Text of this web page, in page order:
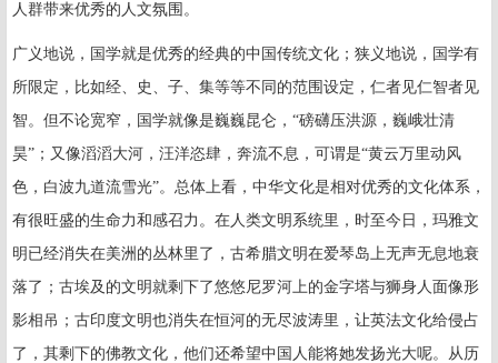
人群带来优秀的人文氛围。
广义地说，国学就是优秀的经典的中国传统文化；狭义地说，国学有
所限定，比如经、史、子、集等等不同的范围设定，仁者见仁智者见
智。但不论宽窄，国学就像是巍巍昆仑，“磅礴压洪源，巍峨壮清
昊”；又像滔滔大河，汪洋恣肆，奔流不息，可谓是“黄云万里动风
色，白波九道流雪光”。总体上看，中华文化是相对优秀的文化体系，
有很旺盛的生命力和感召力。在人类文明系统里，时至今日，玛雅文
明已经消失在美洲的丛林里了，古希腊文明在爱琴岛上无声无息地衰
落了；古埃及的文明就剩下了悠悠尼罗河上的金字塔与狮身人面像形
影相吊；古印度文明也消失在恒河的无尽波涛里，让英法文化给侵占
了，其剩下的佛教文化，他们还希望中国人能将她发扬光大呢。从历